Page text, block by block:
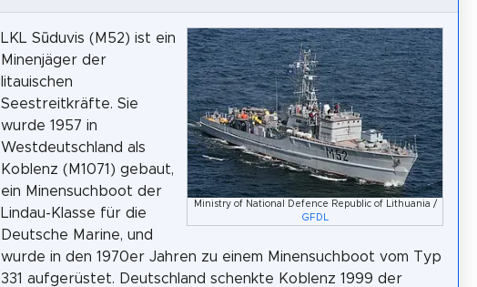
Ministry of National Defence Republic of Lithuania /
GFDL
LKL Sūduvis (M52) ist ein
Minenjäger der
litauischen
Seestreitkräfte. Sie
wurde 1957 in
Westdeutschland als
Koblenz (M1071) gebaut,
ein Minensuchboot der
Lindau-Klasse für die
Deutsche Marine, und
wurde in den 1970er Jahren zu einem Minensuchboot vom Typ
331 aufgerüstet. Deutschland schenkte Koblenz 1999 der